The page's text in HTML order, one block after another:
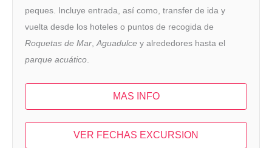
peques. Incluye entrada, así como, transfer de ida y
vuelta desde los hoteles o puntos de recogida de
Roquetas de Mar Aguadulce y alrededores hasta el
parque acuático
MAS INFO
VER FECHAS EXCURSION